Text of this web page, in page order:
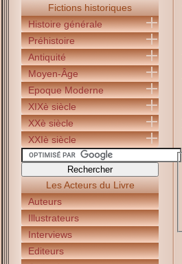
Fictions historiques
Histoire générale
Préhistoire
Antiquité
Moyen-Âge
Epoque Moderne
XIXè siècle
XXè siècle
XXIè siècle
Les Acteurs du Livre
Auteurs
Illustrateurs
Interviews
Editeurs